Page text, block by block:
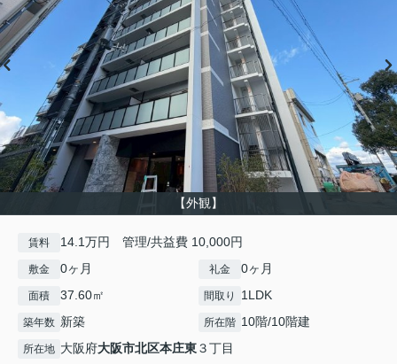
【外観】
賃料 14.1万円 管理/共益費 10,000円
敷金 0ヶ月 礼金 0ヶ月
面積 37.60㎡ 間取り 1LDK
築年数 新築 所在階 10階/10階建
所在地 大阪府大阪市北区本庄東３丁目